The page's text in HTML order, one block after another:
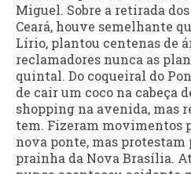
Miguel. Sobre a retirada
Ceará, houve semelhante
Lírio, plantou centenas de
reclamadores nunca as
quintal. Do coqueiral do
de cair um coco na cabeça
shopping na avenida, mas
tem. Fizeram movimentos
nova ponte, mas protestam
prainha da Nova Brasília.